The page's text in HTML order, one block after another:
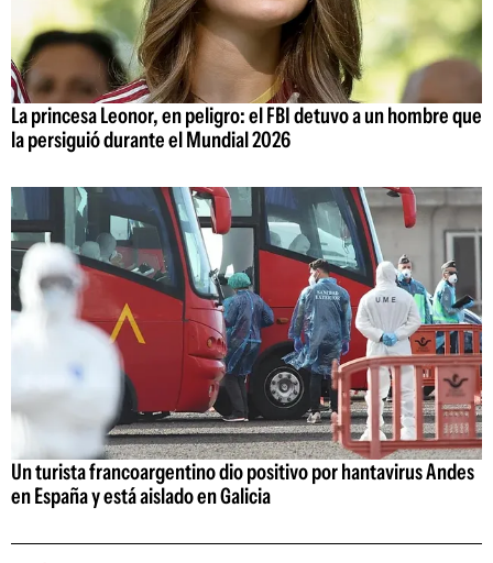
La princesa Leonor, en peligro: el FBI detuvo a un hombre que
la persiguió durante el Mundial 2026
Un turista francoargentino dio positivo por hantavirus Andes
en España y está aislado en Galicia